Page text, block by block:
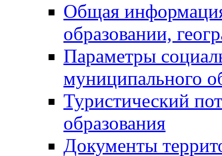
Общая
образовании,
Параметры
муниципального
Туристический
образования
Документы